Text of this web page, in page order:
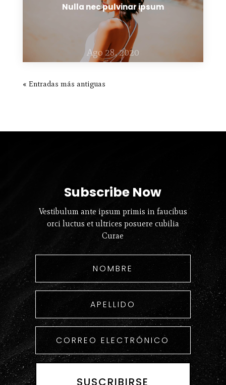
Nulla nec pulvinar ipsum
Ago 28, 2020
« Entradas más antiguas
Subscribe Now
Vestibulum ante ipsum primis in faucibus
orci luctus et ultrices posuere cubilia
Curae
SUSCRIBIRSE